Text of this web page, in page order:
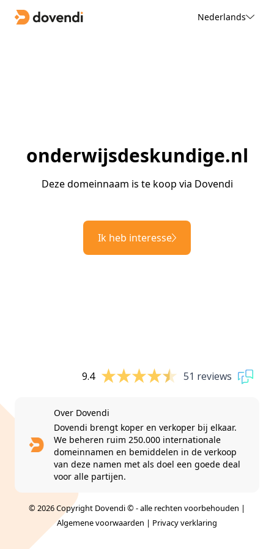
Nederlands
onderwijsdeskundige.nl
Deze domeinnaam is te koop via Dovendi
Ik heb interesse
9.4 51 reviews
Over Dovendi
Dovendi brengt koper en verkoper bij elkaar.
We beheren ruim 250.000 internationale
domeinnamen en bemiddelen in de verkoop
van deze namen met als doel een goede deal
voor alle partijen.
© 2026 Copyright Dovendi © - alle rechten voorbehouden |
Algemene voorwaarden | Privacy verklaring